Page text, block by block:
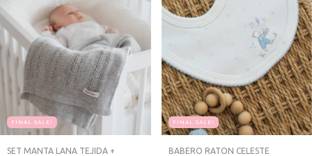
FINAL SALE!
SET MANTA LANA TEJIDA +
FINAL SALE!
BABERO RATON CELESTE